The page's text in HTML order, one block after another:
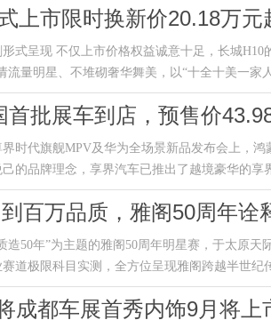
上市限时换新价20.18万元
式呈现 不仅上市价格权益诚意十足，长城
流量明星、不堆砌奢华舞美，以“十全十美一家
首批展车到店，预售价
界时代旗舰MPV及华为全场景新品发布会上，
的品牌理念，享界汽车已推出了越境豪华的享
百万品质，雅阁50周年诠
造50年”为主题的雅阁50周年明星赛，于太原
道极限科目实测，全方位呈现雅阁跨越半世纪
成都车展首秀内饰9月将上